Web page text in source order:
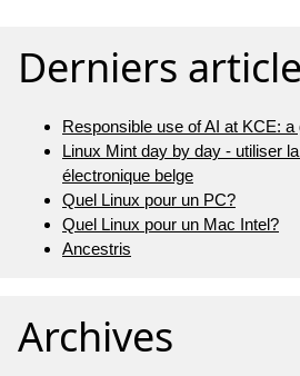
Derniers
Responsible use of AI at KCE: a
Linux Mint day by day - utiliser
électronique belge
Quel Linux pour un PC?
Quel Linux pour un Mac Intel?
Ancestris
Archives